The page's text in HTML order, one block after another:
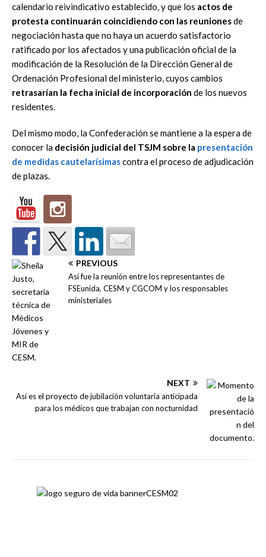
calendario reivindicativo establecido, y que los actos de
protesta continuarán coincidiendo con las reunionesde
negociación hasta que no haya un acuerdo satisfactorio
ratificado por los afectados y una publicación oficial de la
modificación de la Resolución de la Dirección General de
Ordenación Profesional del ministerio, cuyos cambios
retrasarían la fecha inicial de incorporación de los nuevos
residentes.
Del mismo modo, la Confederación se mantiene a la espera de
conocer la decisión judicial del TSJM sobre la presentación
de medidas cautelarísimascontra el proceso de adjudicación
de plazas.
PREVIOUS
Así fue la reunión entre los representantes de
FSEunida, CESM y CGCOM y los responsables
ministeriales
NEXT
Así es el proyecto de jubilación voluntaria anticipada
para los médicos que trabajan con nocturnidad